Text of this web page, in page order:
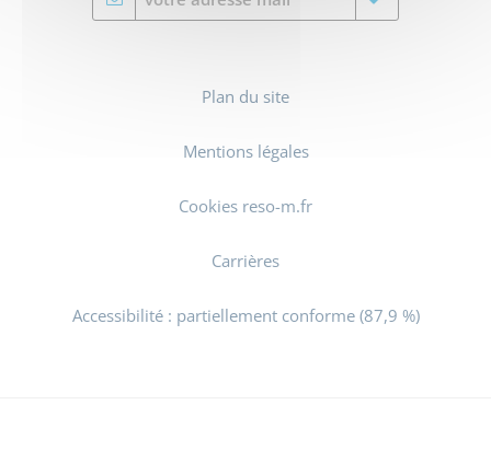
Plan du site
Mentions légales
Cookies reso-m.fr
Carrières
Accessibilité : partiellement conforme (87,9 %)